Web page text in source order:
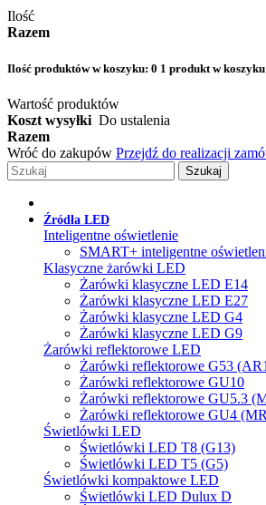
Ilość
Razem
Ilość produktów w koszyku: 0 1 produkt w koszyku
Wartość produktów
Koszt wysyłki Do ustalenia
Razem
Wróć do zakupów Przejdź do realizacji
Szukaj
Źródła LED
Inteligentne oświetlenie
SMART+ inteligentne
Klasyczne żarówki LED
Żarówki klasyczne LED E14
Żarówki klasyczne LED E27
Żarówki klasyczne LED G4
Żarówki klasyczne LED G9
Żarówki reflektorowe LED
Żarówki reflektorowe G53
Żarówki reflektorowe GU10
Żarówki reflektorowe GU5.3
Żarówki reflektorowe GU4
Świetlówki LED
Świetlówki LED T8 (G13)
Świetlówki LED T5 (G5)
Świetlówki kompaktowe LED
Świetlówki LED Dulux D